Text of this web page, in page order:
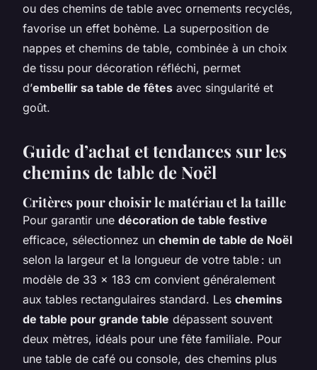
ou des chemins de table avec ornements recyclés,
favorise un effet bohème. La superposition de
nappes et chemins de table, combinée à un choix
de tissu pour décoration réfléchi, permet
d’embellir sa table de fêtes avec singularité et
goût.
Guide d’achat et tendances sur les
chemins de table de Noël
Critères pour choisir le matériau et la taille
Pour garantir une décoration de table festive
efficace, sélectionnez un chemin de table de Noël
selon la largeur et la longueur de votre table : un
modèle de 33 x 183 cm convient généralement
aux tables rectangulaires standard. Les chemins
de table pour grande table dépassent souvent
deux mètres, idéals pour une fête familiale. Pour
une table de café ou console, des chemins plus